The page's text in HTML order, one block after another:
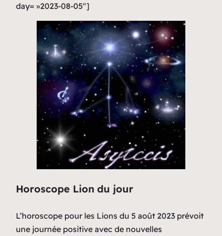
day= »2023-08-05″]
Horoscope Lion du jour
L’horoscope pour les Lions du 5 août 2023 prévoit
une journée positive avec de nouvelles